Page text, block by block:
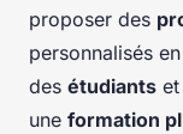
proposer des
personnalisés
des étudiants
une formation